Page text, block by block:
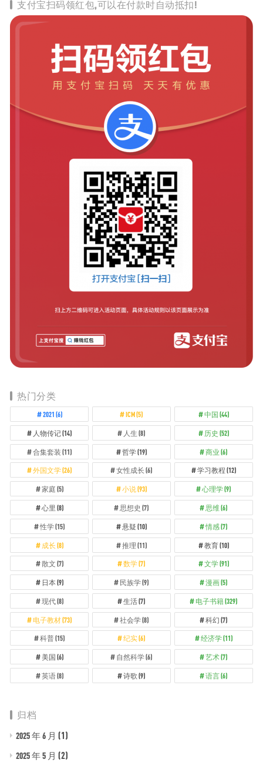
支付宝扫码领红包,可以在付款时自动抵扣!
热门分类
2021 (6) ICM(5) 中国 (44)
人物传记(14) 人生 (8) 历史 (52)
合集套装 (11) 哲学(19) 商业 (6)
外国文学(26) 女性成长 (6) 学习教程 (12)
家庭 (5) 小说(93) 心理学(9)
心里 (8) 思想史 (7) 思维(6)
性学(15) 悬疑 (10) 情感(7)
成长 (8) 推理 (11) 教育(10)
散文 (7) 数学(7) 文学(91)
日本(9) 民族学(9) 漫画(5)
现代(8) 生活(7) 电子书籍(329)
电子教材(73) 社会学(8) 科幻 (7)
科普(15) 纪实(6) 经济学(11)
美国 (6) 自然科学(6) 艺术(7)
英语(8) 诗歌 (9) 语言(6)
归档
2025 年 6 月 (1)
2025 年 5 月 (2)